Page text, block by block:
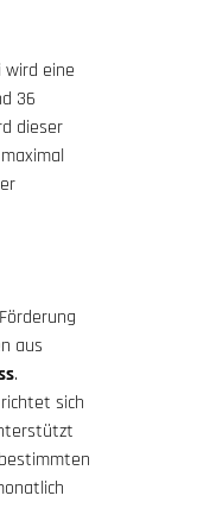
eine
36
dieser
aus
.
sich